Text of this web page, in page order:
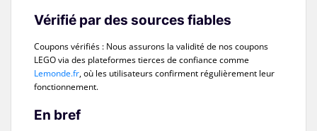
Vérifié par des sources fiables
Coupons vérifiés : Nous assurons la validité de nos coupons
LEGO via des plateformes tierces de confiance comme
Lemonde.fr, où les utilisateurs confirment régulièrement leur
fonctionnement.
En bref